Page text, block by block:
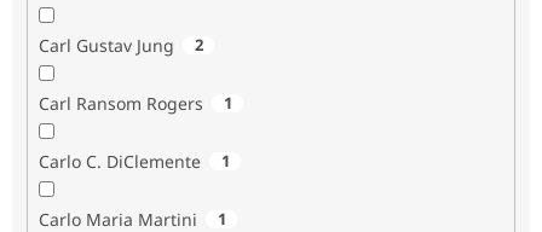
Carl Gustav Jung 2
Carl Ransom Rogers 1
Carlo C. DiClemente 1
Carlo Maria Martini 1